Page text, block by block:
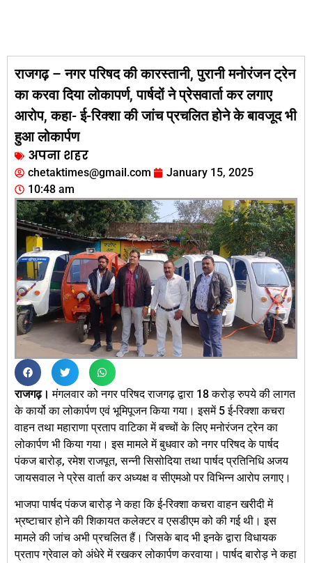
राजगढ़ – नगर परिषद की कारस्तानी, पुरानी मनोरंजन ट्रेन
का करवा दिया लोकापर्ण, पार्षदों ने प्रेसवार्ता कर लगाए
आरोप, कहा- ई-रिक्शा की जांच प्रचलित होने के बावजूद भी
हुआ लोकार्पण
अपना शहर
chetaktimes@gmail.com
January 15, 2025
10:48 am
राजगढ़। मंगलवार को नगर परिषद राजगढ़ द्वारा 18 करोड़ रुपये की लागत
के कार्यो का लोकार्पण एवं भूमिपूजन किया गया। इसमें 5 ई-रिक्शा कचरा
वाहन तथा महाराणा प्रताप वाटिका में बच्चों के लिए मनोरंजन ट्रेन का
लोकार्पण भी किया गया। इस मामले में बुधवार को नगर परिषद के पार्षद
पंकज बारोड़, रमेश राजपूत, सन्नी सिसोदिया तथा पार्षद प्रतिनिधि अजय
जायसवाल ने प्रेस वार्ता कर अध्यक्ष व सीएमओ पर विभिन्न आरोप लगाए।
भाजपा पार्षद पंकज बारोड़ ने कहा कि ई-रिक्शा कचरा वाहन खरीदी में
भ्रष्टाचार होने की शिकायत कलेक्टर व एसडीएम को की गई थी। इस
मामले की जांच अभी प्रचलित हैं। जिसके बाद भी इनके द्वारा विधायक
प्रताप ग्रेवाल को अंधेरे में रखकर लोकार्पण करवाया। पार्षद बारोड़ ने कहा